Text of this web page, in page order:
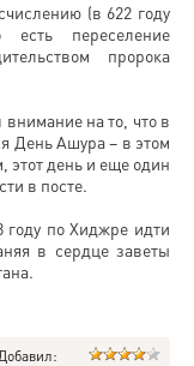
(в 622 году
переселение
пророка
на то, что в
День Ашура – в этом
этот день и еще один
в посте.
году по Хиджре идти
в сердце заветы
: